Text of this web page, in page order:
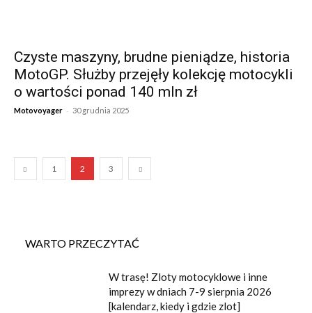
Czyste maszyny, brudne pieniądze, historia
MotoGP. Służby przejęły kolekcję motocykli
o wartości ponad 140 mln zł
Motovoyager - 30 grudnia 2025
1 2 3
WARTO PRZECZYTAĆ
W trasę! Zloty motocyklowe i inne
imprezy w dniach 7-9 sierpnia 2026
[kalendarz, kiedy i gdzie zlot]